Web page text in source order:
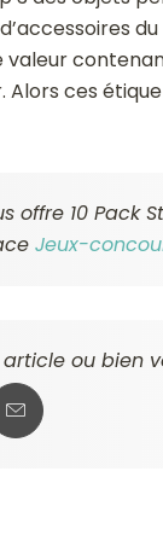
valeur
ces
offre 10 Pack
Jeux-
ou bien